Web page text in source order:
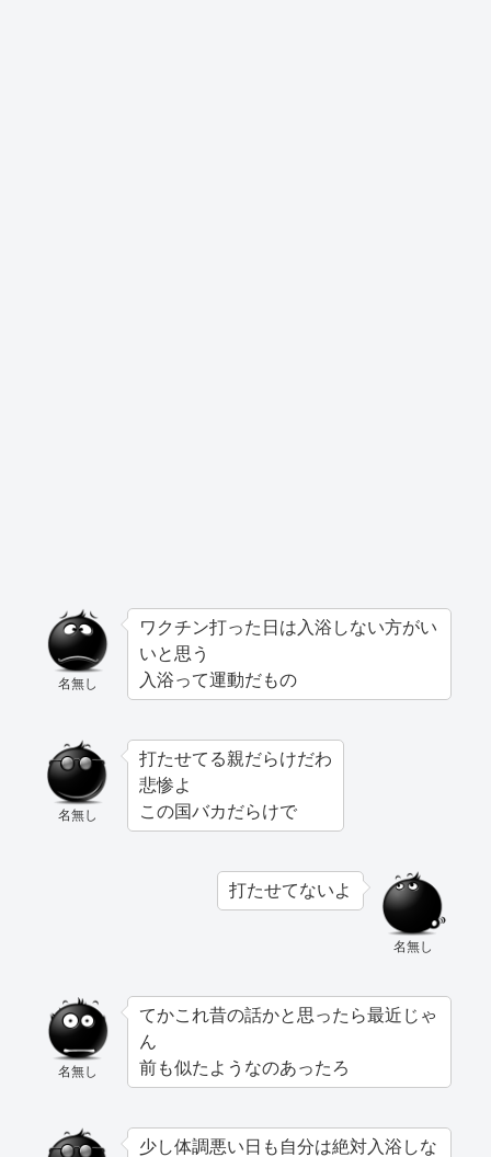
名無し
ワクチン打った日は入浴しない方がい
いと思う
入浴って運動だもの
名無し
打たせてる親だらけだわ
悲惨よ
この国バカだらけで
名無し
打たせてないよ
名無し
てかこれ昔の話かと思ったら最近じゃ
ん
前も似たようなのあったろ
少し体調悪い日も自分は絶対入浴しな